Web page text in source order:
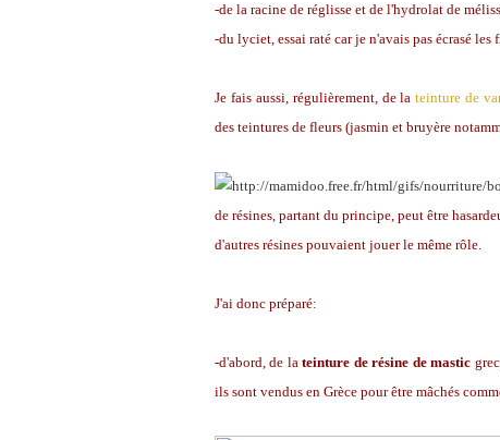
-de la racine de réglisse et de l'hydrolat de
-du lyciet, essai raté car je n'avais pas écrasé
Je fais aussi, régulièrement, de lateinture de
des teintures de fleurs (jasmin et bruyère
de résines, partant du principe, peut être
d'autres résines pouvaient jouer le même rôle.
J'ai donc préparé:
-d'abord, de lateinture de résine de mastic
ils sont vendus en Grèce pour être mâchés